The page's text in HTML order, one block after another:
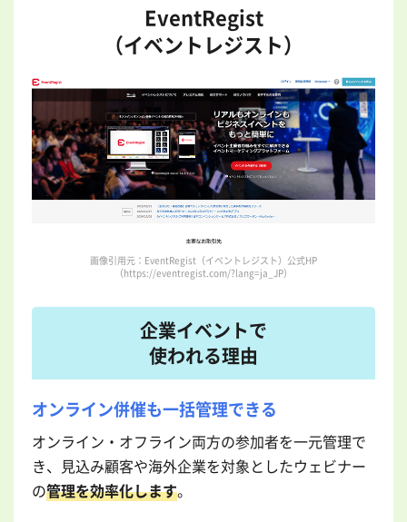
EventRegist
（イベントレジスト）
画像引用元：EventRegist（イベントレジスト）公式HP
（https://eventregist.com/?lang=ja_JP）
企業イベントで
使われる理由
オンライン併催も一括管理できる
オンライン・オフライン両方の参加者を一元管理で
き、見込み顧客や海外企業を対象としたウェビナー
の管理を効率化します。